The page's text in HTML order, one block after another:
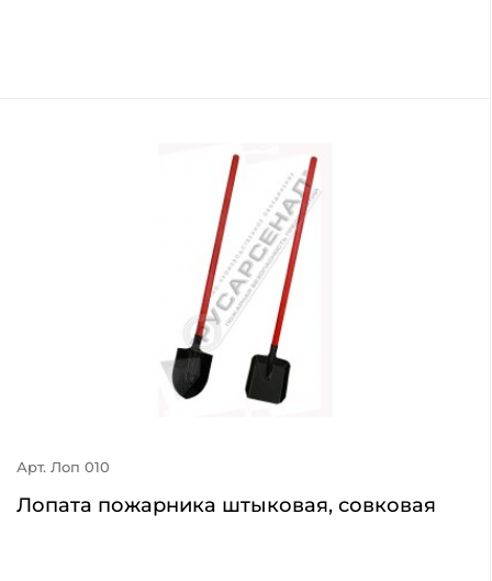
Арт. Лоп 010
Лопата пожарника штыковая, совковая